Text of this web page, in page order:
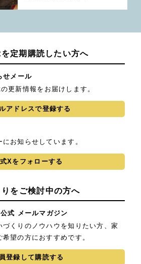
定期購読したい方へ
メール
更新情報をお届けします。
アドレスで登録する
お知らせしています。
Xをフォローする
をご検討中の方へ
式 メールマガジン
づくりのノウハウを知りたい方、家
望の方におすすめです。
登録して購読する